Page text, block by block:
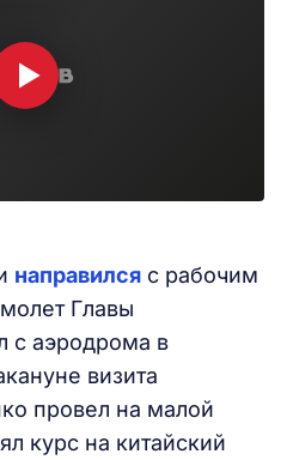
направился с рабочим
Главы
с аэродрома в
визита
провел на малой
курс на китайский